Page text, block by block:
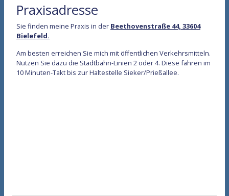
Akupunktur
Manuelle Medizin
Praxisadresse
Sie finden meine Praxis in der Beethovenstraße 44, 33604
Bielefeld.
Am besten erreichen Sie mich mit öffentlichen Verkehrsmitteln.
Nutzen Sie dazu die Stadtbahn-Linien 2 oder 4. Diese fahren im
10 Minuten-Takt bis zur Haltestelle Sieker/Prießallee.